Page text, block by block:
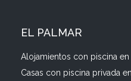
EL PALMAR
Alojamientos con piscina en
Casas con piscina privada